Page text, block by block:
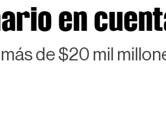
en
de $20 mil